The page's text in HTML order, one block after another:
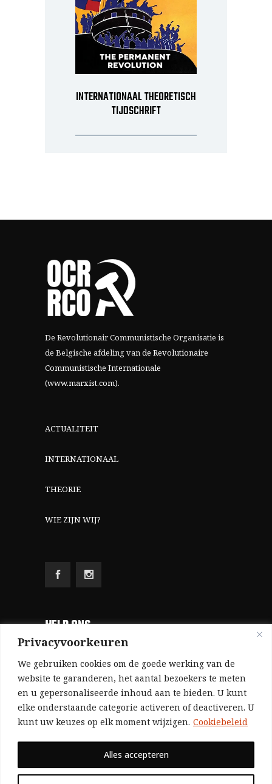
Privacyvoorkeuren
We gebruiken cookies om de goede werking van de
website te garanderen, het aantal bezoekers te meten
en u gepersonaliseerde inhoud aan te bieden. U kunt
elke onderstaande categorie activeren of deactiveren. U
kunt uw keuzes op elk moment wijzigen. Cookiebeleid
Alles accepteren
INTERNATIONAAL THEORETISCH
TIJDSCHRIFT
De Revolutionair Communistische Organisatie is
de Belgische afdeling vande Revolutionaire
Communistische Internationale
(www.marxist.com).
ACTUALITEIT
INTERNATIONAAL
THEORIE
WIE ZIJN WIJ?
HELP ONS
Aangezien we volledig zelf gefinancierd zijn
(zonder subsidies, zonder commerciële
advertenties en zonder rijke sponsors), zijn we
voor de publicatie van ons tijdschrift uitsluitend
afhankelijk van de financiële steun van onze
Bij voorbaat dank voor uw solidariteit.